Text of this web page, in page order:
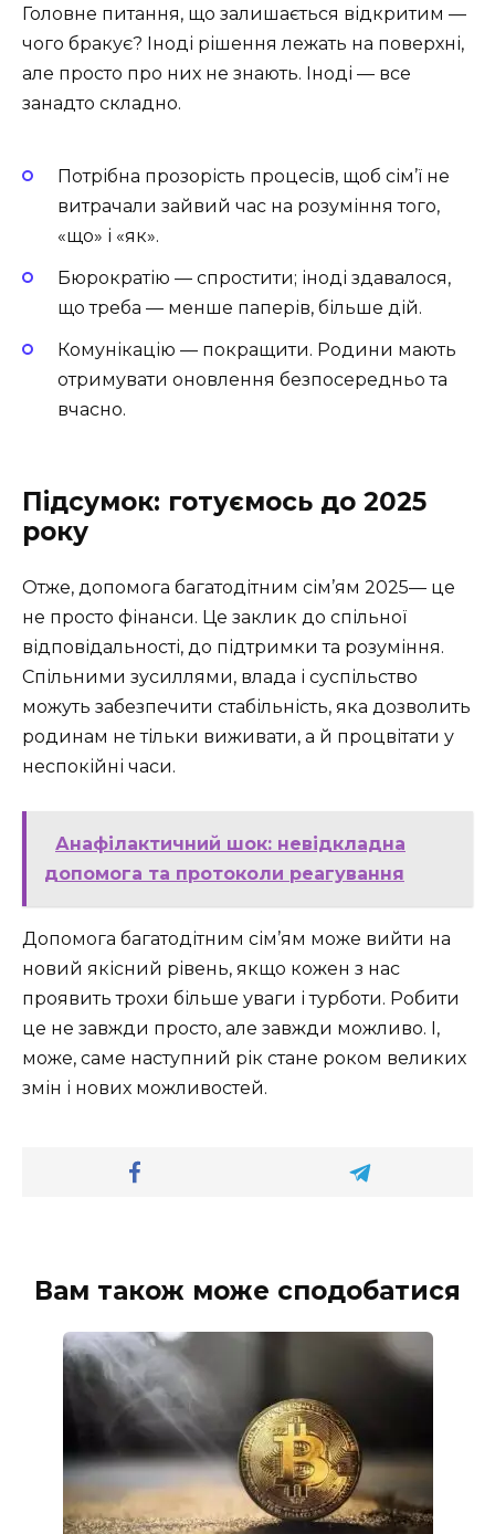
Головне питання, що залишається відкритим —
чого бракує? Іноді рішення лежать на поверхні,
але просто про них не знають. Іноді — все
занадто складно.
Потрібна прозорість процесів, щоб сім’ї не
витрачали зайвий час на розуміння того,
«що» і «як».
Бюрократію — спростити; іноді здавалося,
що треба — менше паперів, більше дій.
Комунікацію — покращити. Родини мають
отримувати оновлення безпосередньо та
вчасно.
Підсумок: готуємось до 2025
року
Отже, допомога багатодітним сім’ям 2025— це
не просто фінанси. Це заклик до спільної
відповідальності, до підтримки та розуміння.
Спільними зусиллями, влада і суспільство
можуть забезпечити стабільність, яка дозволить
родинам не тільки виживати, а й процвітати у
неспокійні часи.
Анафілактичний шок: невідкладна
допомога та протоколи реагування
Допомога багатодітним сім’ям може вийти на
новий якісний рівень, якщо кожен з нас
проявить трохи більше уваги і турботи. Робити
це не завжди просто, але завжди можливо. І,
може, саме наступний рік стане роком великих
змін і нових можливостей.
Вам також може сподобатися